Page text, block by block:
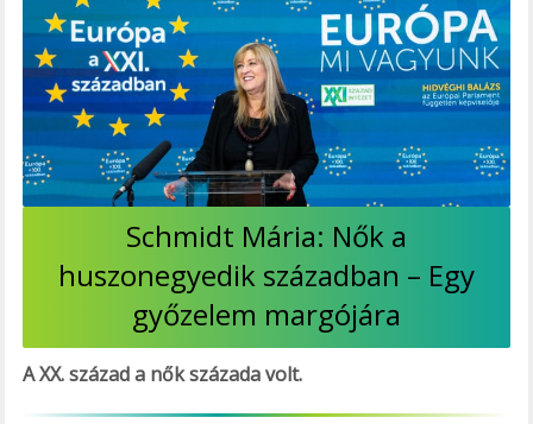
Schmidt Mária: Nők a
huszonegyedik században – Egy
győzelem margójára
A XX. század a nők százada volt.